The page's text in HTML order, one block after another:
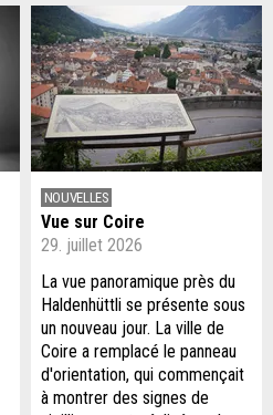
21 22
23
27 28 29
30
3 4 5 6
NOUVELLES
Vue sur Coire
29. juillet 2026
La vue panoramique près du
Haldenhüttli se présente sous
un nouveau jour. La ville de
Coire a remplacé le panneau
d'orientation, qui commençait
à montrer des signes de